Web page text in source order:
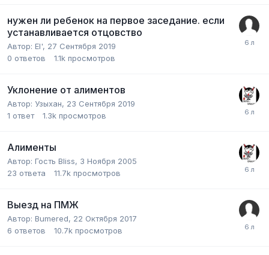
нужен ли ребенок на первое заседание. если
устанавливается отцовство
Автор: El', 27 Сентября 2019
0 ответов 1.1k просмотров
Уклонение от алиментов
Автор: Узыхан, 23 Сентября 2019
1 ответ 1.3k просмотров
Алименты
Автор: Гость Bliss, 3 Ноября 2005
23 ответа 11.7k просмотров
Выезд на ПМЖ
Автор: Bumered, 22 Октября 2017
6 ответов 10.7k просмотров